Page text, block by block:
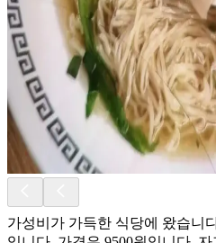
가성비가 가득한 식당에 왔습니